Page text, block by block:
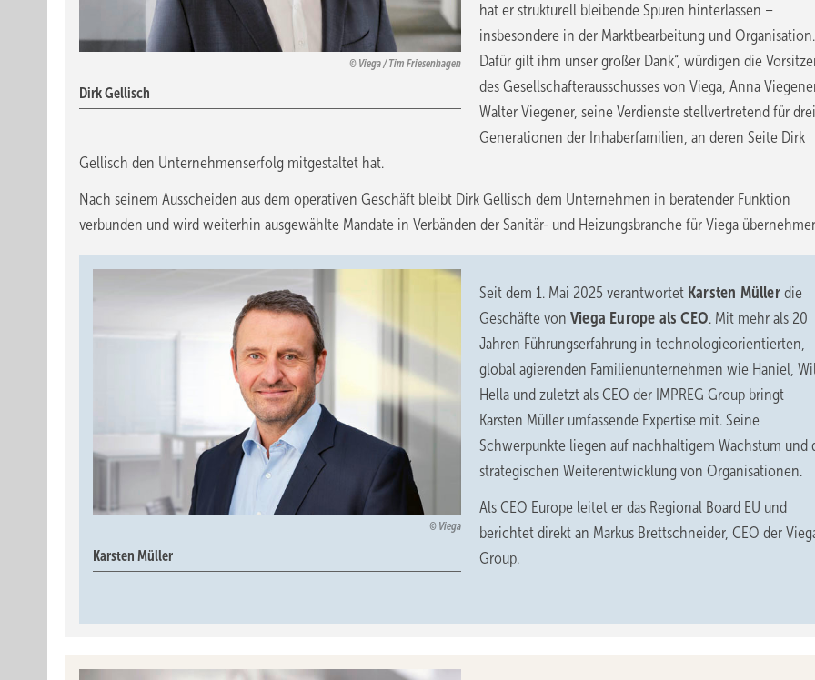
Viega / Tim Friesenhagen
Dirk Gellisch
hat er strukturell bleibende Spuren hinterlassen –
insbesondere in der Marktbearbeitung und Organisation.
Dafür gilt ihm unser großer Dank“, würdigen die
des Gesellschafterausschusses von Viega, Anna
Walter Viegener, seine Verdienste stellvertretend für drei
Generationen der Inhaberfamilien, an deren Seite Dirk
Gellisch den Unternehmenserfolg mitgestaltet hat.
Nach seinem Ausscheiden aus dem operativen Geschäft bleibt Dirk Gellisch dem Unternehmen in beratender Funktion
verbunden und wird weiterhin ausgewählte Mandate in Verbänden der Sanitär- und Heizungsbranche für Viega
Viega
Karsten Müller
Seit dem 1. Mai 2025 verantwortet Karsten Müllerdie
Geschäfte von Viega Europe als CEO. Mit mehr als 20
Jahren Führungserfahrung in technologieorientierten,
global agierenden Familienunternehmen wie Haniel,
Hella und zuletzt als CEO der IMPREG Group bringt
Karsten Müller umfassende Expertise mit. Seine
Schwerpunkte liegen auf nachhaltigem Wachstum und
strategischen Weiterentwicklung von Organisationen.
Als CEO Europe leitet er das Regional Board EU und
berichtet direkt an Markus Brettschneider, CEO der
Group.